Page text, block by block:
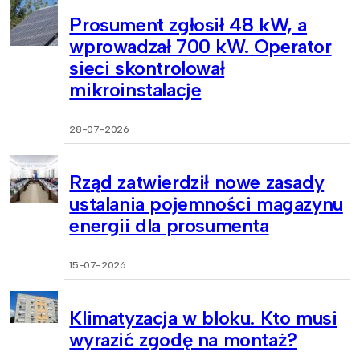
Prosument zgłosił 48 kW, a
wprowadzał 700 kW. Operator
sieci skontrolował
mikroinstalacje
28-07-2026
Rząd zatwierdził nowe zasady
ustalania pojemności magazynu
energii dla prosumenta
15-07-2026
Klimatyzacja w bloku. Kto musi
wyrazić zgodę na montaż?